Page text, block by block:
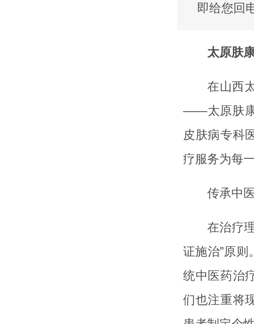
即给您回
太原肤
在山西
——太原肤康
皮肤病专科
疗服务为每
传承中
在治疗
证施治”原
统中医药治
们也注重将